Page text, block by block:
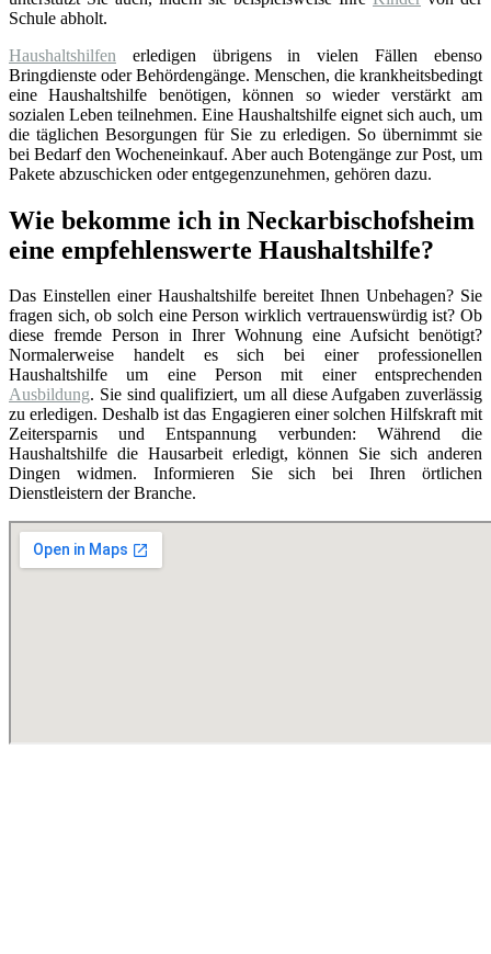
Schule abholt.
Haushaltshilfen erledigen übrigens in vielen Fällen ebenso
Bringdienste oder Behördengänge. Menschen, die krankheitsbedingt
eine Haushaltshilfe benötigen, können so wieder verstärkt am
sozialen Leben teilnehmen. Eine Haushaltshilfe eignet sich auch, um
die täglichen Besorgungen für Sie zu erledigen. So übernimmt sie
bei Bedarf den Wocheneinkauf. Aber auch Botengänge zur Post, um
Pakete abzuschicken oder entgegenzunehmen, gehören dazu.
Wie bekomme ich in Neckarbischofsheim
eine empfehlenswerte Haushaltshilfe?
Das Einstellen einer Haushaltshilfe bereitet Ihnen Unbehagen? Sie
fragen sich, ob solch eine Person wirklich vertrauenswürdig ist? Ob
diese fremde Person in Ihrer Wohnung eine Aufsicht benötigt?
Normalerweise handelt es sich bei einer professionellen
Haushaltshilfe um eine Person mit einer entsprechenden
Ausbildung. Sie sind qualifiziert, um all diese Aufgaben zuverlässig
zu erledigen. Deshalb ist das Engagieren einer solchen Hilfskraft mit
Zeitersparnis und Entspannung verbunden: Während die
Haushaltshilfe die Hausarbeit erledigt, können Sie sich anderen
Dingen widmen. Informieren Sie sich bei Ihren örtlichen
Dienstleistern der Branche.